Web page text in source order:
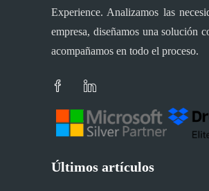
Experience. Analizamos las
empresa, diseñamos una solución
acompañamos en todo el proceso.
Últimos artículos